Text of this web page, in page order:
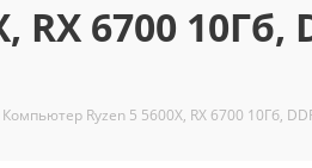
6700 10Гб,
Компьютер Ryzen 5 5600X, RX 6700 10Гб,